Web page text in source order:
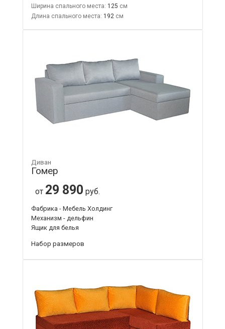
Ширина спального места: 125
Длина спального места: 192
Диван
Гомер
от 29 890 руб.
Фабрика - Мебель Холдинг
Механизм - дельфин
Ящик для белья
Набор размеров